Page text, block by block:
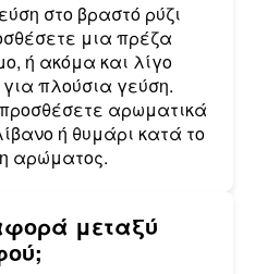
στο βραστό ρύζι
μια πρέζα
ή ακόμα και λίγο
πλούσια γεύση.
αρωματικά
ή θυμάρι κατά το
αρώματος.
μεταξύ